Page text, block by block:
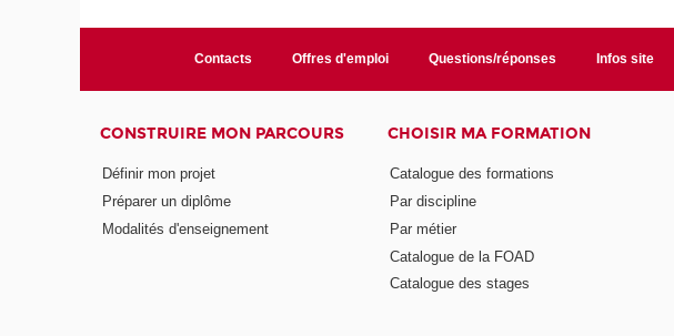
Contacts Offres d'emploi Questions/réponses Infos site
CONSTRUIRE MON PARCOURS
Définir mon projet
Préparer un diplôme
Modalités d'enseignement
CHOISIR MA FORMATION
Catalogue des formations
Par discipline
Par métier
Catalogue de la FOAD
Catalogue des stages